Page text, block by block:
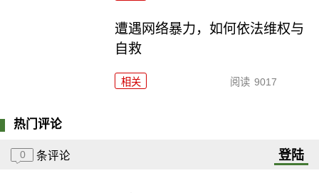
遭遇网络暴力，如何依法维权与
自救
相关 阅读 9017
热门评论
0 条评论 登陆